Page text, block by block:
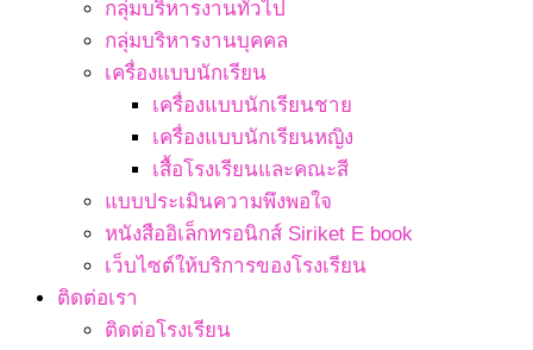
กลุ่มบริหารงานทั่วไป
กลุ่มบริหารงานบุคคล
เครื่องแบบนักเรียน
เครื่องแบบนักเรียนชาย
เครื่องแบบนักเรียนหญิง
เสื้อโรงเรียนและคณะสี
แบบประเมินความพึงพอใจ
หนังสืออิเล็กทรอนิกส์ Siriket E book
เว็บไซต์ให้บริการของโรงเรียน
ติดต่อเรา
ติดต่อโรงเรียน